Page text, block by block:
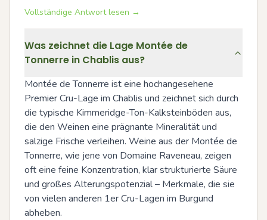
Vollständige Antwort lesen →
Was zeichnet die Lage Montée de
Tonnerre in Chablis aus?
Montée de Tonnerre ist eine hochangesehene
Premier Cru-Lage im Chablis und zeichnet sich durch
die typische Kimmeridge-Ton-Kalksteinböden aus,
die den Weinen eine prägnante Mineralität und
salzige Frische verleihen. Weine aus der Montée de
Tonnerre, wie jene von Domaine Raveneau, zeigen
oft eine feine Konzentration, klar strukturierte Säure
und großes Alterungspotenzial – Merkmale, die sie
von vielen anderen 1er Cru-Lagen im Burgund
abheben.